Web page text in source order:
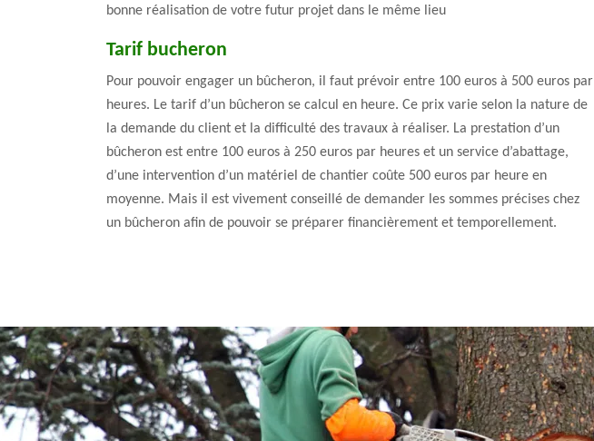
bonne réalisation de votre futur projet dans le même lieu
Tarif bucheron
Pour pouvoir engager un bûcheron, il faut prévoir entre 100 euros à 500 euros par
heures. Le tarif d’un bûcheron se calcul en heure. Ce prix varie selon la nature de
la demande du client et la difficulté des travaux à réaliser. La prestation d’un
bûcheron est entre 100 euros à 250 euros par heures et un service d’abattage,
d’une intervention d’un matériel de chantier coûte 500 euros par heure en
moyenne. Mais il est vivement conseillé de demander les sommes précises chez
un bûcheron afin de pouvoir se préparer financièrement et temporellement.